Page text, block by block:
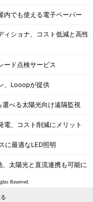
内でも使える電子ペーパー
ィショナ、コスト低減と高性
ード点検サービス
、Looopが提供
選べる太陽光向け遠隔監視
、コスト削減にメリット
に最適なLED照明
、太陽光と直流連携も可能に
Reserved.